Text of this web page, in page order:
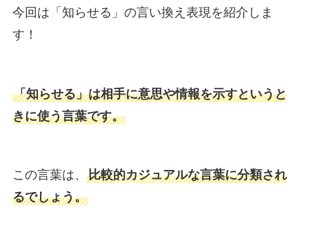
今回は「知らせる」の言い換え表現を紹介しま
す！
「知らせる」は相手に意思や情報を示すというと
きに使う言葉です。
この言葉は、 比較的カジュアルな言葉に分類され
るでしょう。